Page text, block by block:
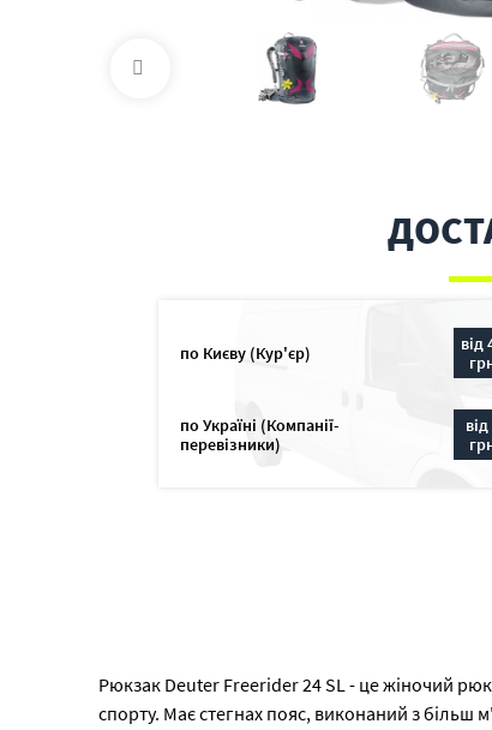
по Києву (Кур'єр)
від
по Україні (Компанії-
перевізники)
від
Рюкзак Deuter Freerider 24 SL - це жіночий
спорту. Має стегнах пояс, виконаний з більш